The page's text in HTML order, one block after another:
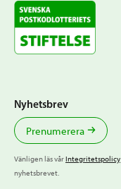
Nyhetsbrev
Prenumerera
Vänligen läs vårIntegritetspolicy
nyhetsbrevet.